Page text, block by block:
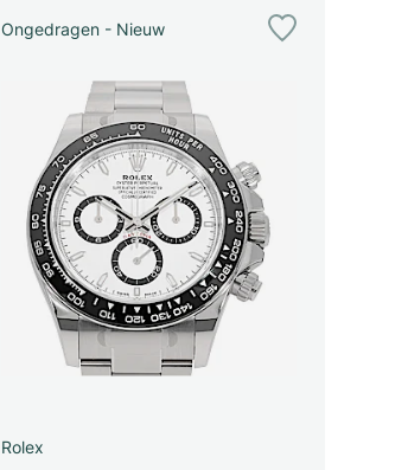
Ongedragen - Nieuw
Rolex